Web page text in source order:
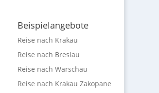
Beispielangebote
Reise nach Krakau
Reise nach Breslau
Reise nach Warschau
Reise nach Krakau Zakopane